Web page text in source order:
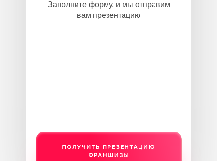
Заполните форму, и мы отправим
вам презентацию